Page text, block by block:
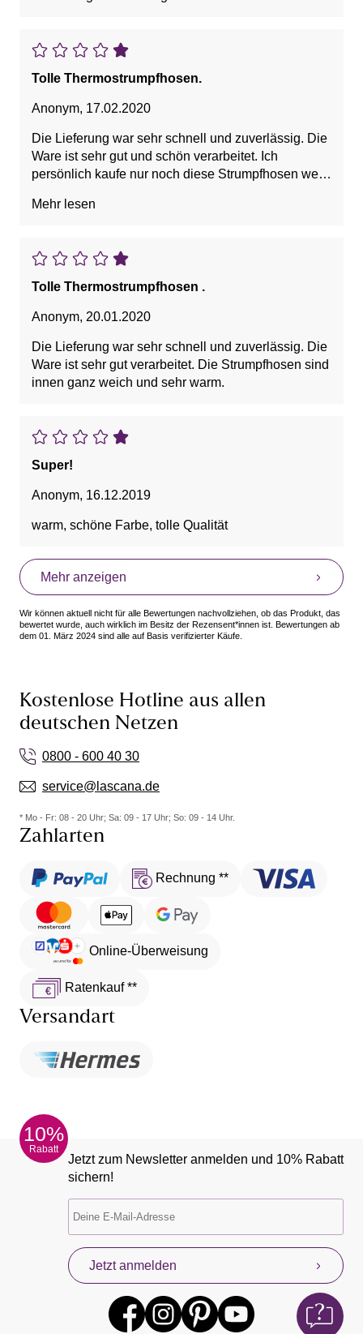
Tolle Thermostrumpfhosen.
Anonym, 17.02.2020
Die Lieferung war sehr schnell und zuverlässig. Die
Ware ist sehr gut und schön verarbeitet. Ich
persönlich kaufe nur noch diese Strumpfhosen weil
Mehr lesen
Tolle Thermostrumpfhosen .
Anonym, 20.01.2020
Die Lieferung war sehr schnell und zuverlässig. Die
Ware ist sehr gut verarbeitet. Die Strumpfhosen sind
innen ganz weich und sehr warm.
Super!
Anonym, 16.12.2019
warm, schöne Farbe, tolle Qualität
Mehr anzeigen
Wir können aktuell nicht für alle Bewertungen nachvollziehen, ob das Produkt, das
bewertet wurde, auch wirklich im Besitz der Rezensent*innen ist. Bewertungen ab
dem 01. März 2024 sind alle auf Basis verifizierter Käufe.
Kostenlose Hotline aus allen
deutschen Netzen
0800 - 600 40 30
service@lascana.de
* Mo - Fr: 08 - 20 Uhr; Sa: 09 - 17 Uhr; So: 09 - 14 Uhr.
Zahlarten
Rechnung **
Online-Überweisung
Ratenkauf **
Versandart
10%
Rabatt
Jetzt zum Newsletter anmelden und 10% Rabatt
sichern!
Jetzt anmelden